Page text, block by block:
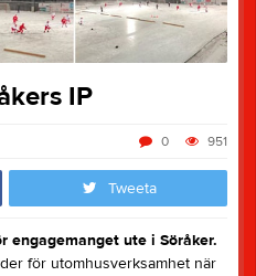
IP
951
0
Tweeta
engagemanget ute i Söråker.
för utomhusverksamhet när